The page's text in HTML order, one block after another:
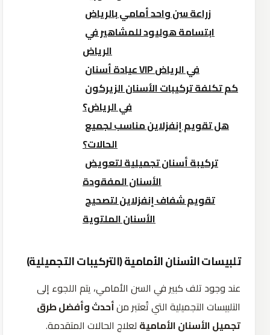
زراعة سن واحد أمامي بالرياض
ابتسامة هوليود للمشاهير في
الرياض
عيادة أسنان VIP في الرياض
كم تكلفة تركيبات الأسنان الزيركون
في الرياض؟
هل تقويم إنفزلاين مناسب لجميع
الحالات؟
تركيبة أسنان تجميلية لتعويض
الأسنان المفقودة
تقويم شفاف إنفزلاين لتصحيح
الأسنان الملتوية
تلبيسات الأسنان الأمامية (التركيبات التجميلية)
عند وجود تلف كبير في السن الأمامي، يتم اللجوء إلى
التلبيسات التجميلية التي تُعتبر منأحدث وأفضل طرق
تجميل الأسنان الأمامية لعلاج الحالات المتقدمة.